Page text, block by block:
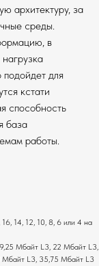
архитектуру, за
среды.
в
для
кстати
способность
база
работы.
14, 12, 10, 8, 6 или 4 на
Мбайт L3, 22 Мбайт L3,
L3, 35,75 Мбайт L3